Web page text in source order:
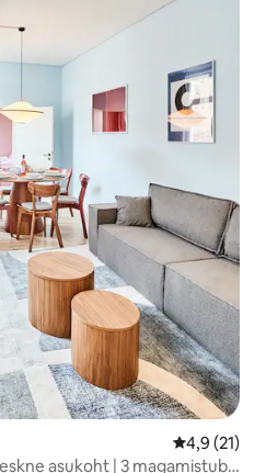
Keskmine
4,9 (21)
asukoht | 3 magamistuba